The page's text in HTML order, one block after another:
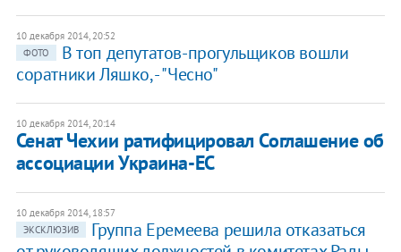
10 декабря 2014, 20:52
ФОТО
В топ депутатов-прогульщиков вошли
соратники Ляшко, - "Чесно"
10 декабря 2014, 20:14
Сенат Чехии ратифицировал Соглашение об
ассоциации Украина-ЕС
10 декабря 2014, 18:57
ЭКСКЛЮЗИВ
Группа Еремеева решила отказаться